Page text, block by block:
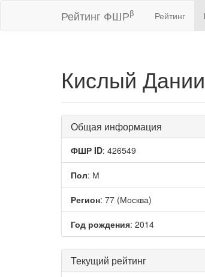
Рейтинг ФШРβ Рейтинг
Кислый
Общая информация
ФШР ID: 426549
Пол: М
Регион: 77 (Москва)
Год рождения: 2014
Текущий рейтинг